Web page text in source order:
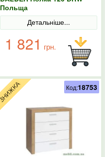
Польща
Детальніше...
1 821 грн.
Код:18753